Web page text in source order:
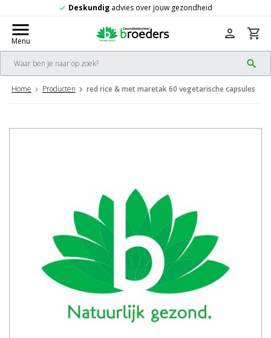
over jouw gezondheid check
menu
Menu
search
person shopping_cart
Home Producten red rice & met maretak 60 vegetarische capsules